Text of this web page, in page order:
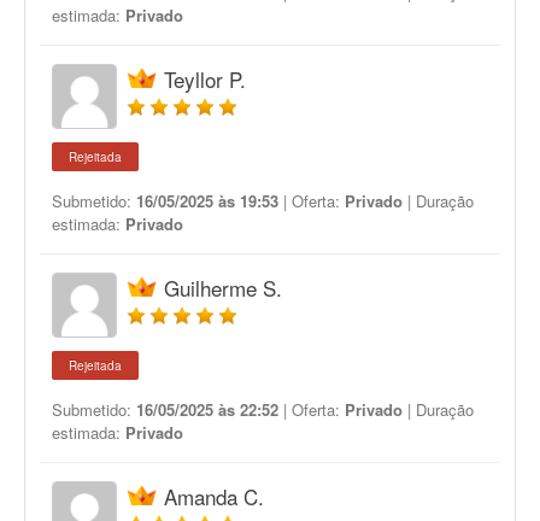
estimada: Privado
Teyllor P.
Rejeitada
Submetido: 16/05/2025 às 19:53 | Oferta: Privado | Duração
estimada: Privado
Guilherme S.
Rejeitada
Submetido: 16/05/2025 às 22:52 | Oferta: Privado | Duração
estimada: Privado
Amanda C.